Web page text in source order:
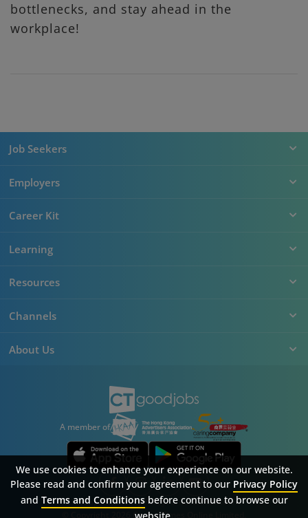
bottlenecks, and stay ahead in the
workplace!
Job Seekers
Employers
Career Kit
Learning
Resources
Channels
About Us
A member of
© Copyright 2026 Career Times Online Limited.
SitemapFAQPrivacy PolicyTerms & Conditions
We use cookies to enhance your experience on our website.
Please read and confirm your agreement to our Privacy Policy
and Terms and Conditionsbefore continue to browse our